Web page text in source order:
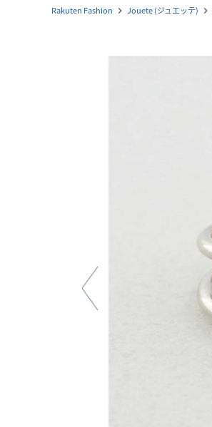
Rakuten Fashion navigate_next Jouete (ジュエッテ) navigate_next